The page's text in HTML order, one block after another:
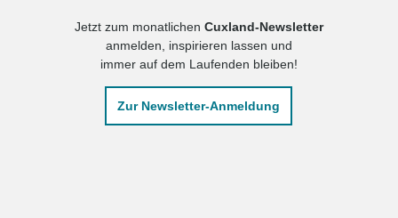
Jetzt zum monatlichen Cuxland-Newsletter
anmelden, inspirieren lassen und
immer auf dem Laufenden bleiben!
Zur Newsletter-Anmeldung